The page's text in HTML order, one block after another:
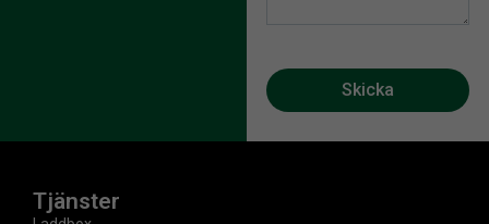
Skicka
Tjänster